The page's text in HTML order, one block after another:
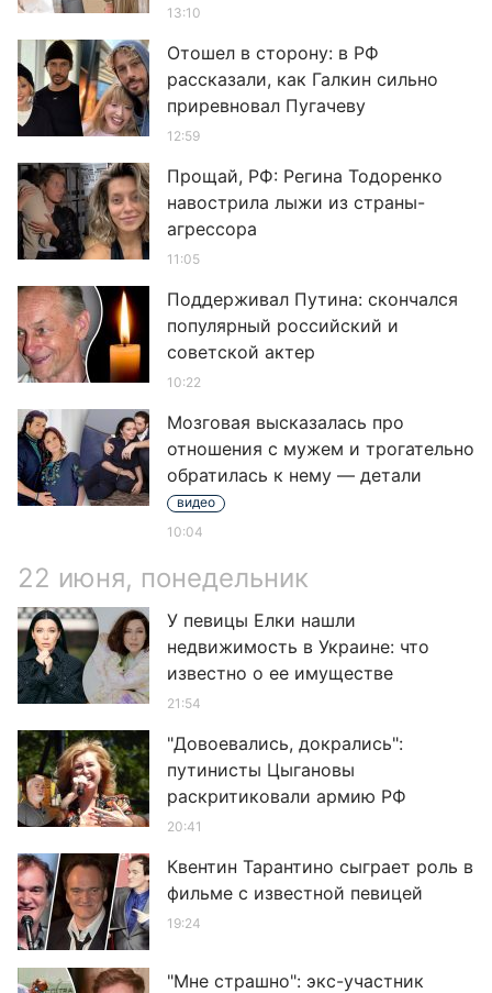
13:10
Отошел в сторону: в РФ
рассказали, как Галкин сильно
приревновал Пугачеву
12:59
Прощай, РФ: Регина Тодоренко
навострила лыжи из страны-
агрессора
11:05
Поддерживал Путина: скончался
популярный российский и
советской актер
10:22
Мозговая высказалась про
отношения с мужем и трогательно
обратилась к нему — детали
видео
10:04
22 июня, понедельник
У певицы Елки нашли
недвижимость в Украине: что
известно о ее имуществе
21:54
"Довоевались, докрались":
путинисты Цыгановы
раскритиковали армию РФ
20:41
Квентин Тарантино сыграет роль в
фильме с известной певицей
19:24
"Мне страшно": экс-участник